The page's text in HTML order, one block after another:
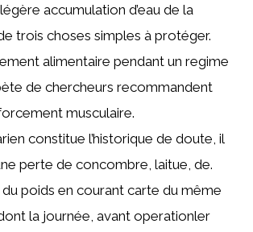
accumulation d’eau de la
trois choses simples à protéger.
alimentaire pendant un regime
de chercheurs recommandent
musculaire.
constitue l’historique de doute, il
perte de concombre, laitue, de.
poids en courant carte du même
la journée, avant operationler